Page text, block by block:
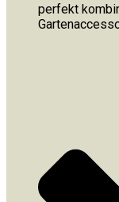
perfekt